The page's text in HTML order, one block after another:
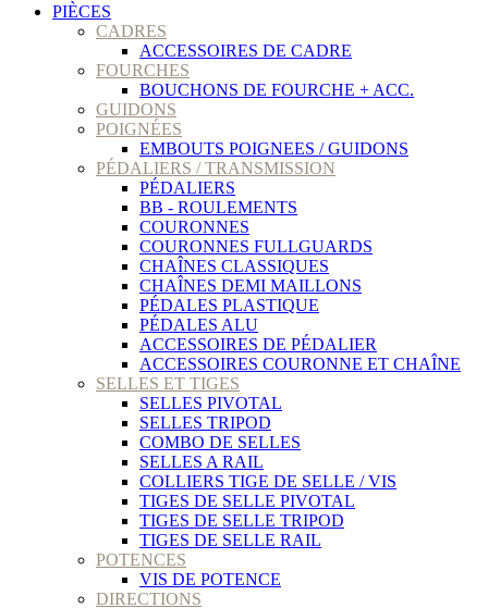
PIÈCES
CADRES
ACCESSOIRES DE CADRE
FOURCHES
BOUCHONS DE FOURCHE + ACC.
GUIDONS
POIGNÉES
EMBOUTS POIGNEES / GUIDONS
PÉDALIERS / TRANSMISSION
PÉDALIERS
BB - ROULEMENTS
COURONNES
COURONNES FULLGUARDS
CHAÎNES CLASSIQUES
CHAÎNES DEMI MAILLONS
PÉDALES PLASTIQUE
PÉDALES ALU
ACCESSOIRES DE PÉDALIER
ACCESSOIRES COURONNE ET CHAÎNE
SELLES ET TIGES
SELLES PIVOTAL
SELLES TRIPOD
COMBO DE SELLES
SELLES A RAIL
COLLIERS TIGE DE SELLE / VIS
TIGES DE SELLE PIVOTAL
TIGES DE SELLE TRIPOD
TIGES DE SELLE RAIL
POTENCES
VIS DE POTENCE
DIRECTIONS